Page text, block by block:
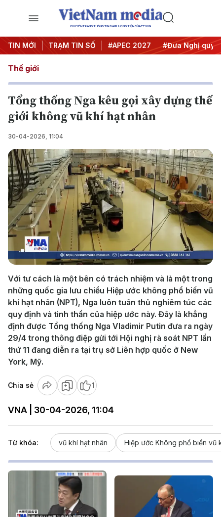
CHUYÊN TRANG THÔNG TIN ĐA PHƯƠNG TIỆN CỦA TTXVN
TIN MỚI TRẠM TIN SỐ
#Hội nghị Trung ương 3 #APEC 2027 #Đưa Nghị quyết
Thế giới
Tổng thống Nga kêu gọi xây dựng thế
giới không vũ khí hạt nhân
30-04-2026, 11:04
Play
Video
Với tư cách là một bên có trách nhiệm và là một trong
những quốc gia lưu chiểu Hiệp ước không phổ biến vũ
khí hạt nhân (NPT), Nga luôn tuân thủ nghiêm túc các
quy định và tinh thần của hiệp ước này. Đây là khẳng
định được Tổng thống Nga Vladimir Putin đưa ra ngày
29/4 trong thông điệp gửi tới Hội nghị rà soát NPT lần
thứ 11 đang diễn ra tại trụ sở Liên hợp quốc ở New
York, Mỹ.
Chia sẻ 1
VNA | 30-04-2026, 11:04
Từ khóa: vũ khí hạt nhân Hiệp ước Không phổ biến vũ